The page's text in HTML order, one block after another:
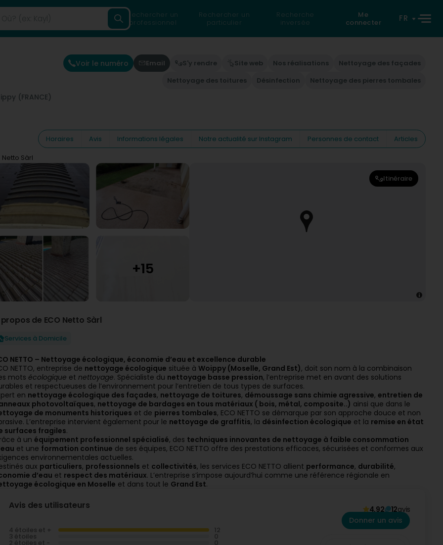
Rechercher un
professionnel
Rechercher un
particulier
Recherche
inversée
Me
connecter
FR
(FRANCE)
Voir le numéro Email S'y rendre Site web Nos réalisations
Nettoyage des façades
Nettoyage des toitures
Désinfection Nettoyage des pierres tombales
Horaires Avis Informations légales Notre actualité sur Instagram Personnes de contact
Articles
Netto Sàrl
Itinéraire
de ECO Netto Sàrl
Services à Domicile
NETTO – Nettoyage écologique, économie d’eau et excellence durable
NETTO, entreprise de nettoyage écologique située à Woippy (Moselle, Grand Est), doit son nom à la combinaison
mots écologique et nettoyage. Spécialiste du nettoyage basse pression, l’entreprise met en avant des solutions
et respectueuses de l’environnement pour l’entretien de tous types de surfaces.
en nettoyage écologique des façades, nettoyage de toitures, démoussage sans chimie agressive, entretien de
photovoltaïques, nettoyage de bardages en tous matériaux ( bois, métal, composite..) ainsi que dans le
de monuments historiques et de pierres tombales, ECO NETTO se démarque par son approche douce et non
L’entreprise intervient également pour le nettoyage de graffitis, la désinfection écologique et la remise en état
surfaces fragiles.
à un équipement professionnel spécialisé, des techniques innovantes de nettoyage à faible consommation
et une formation continue de ses équipes, ECO NETTO offre des prestations efficaces, sécurisées et conformes aux
environnementales actuelles.
aux particuliers, professionnels et collectivités, les services ECO NETTO allient performance, durabilité,
d’eau et respect des matériaux. L’entreprise s’impose aujourd’hui comme une référence régionale en
écologique en Moselle et dans tout le Grand Est.
Avis des utilisateurs 4,92 12avis
4 étoiles et +
3 étoiles
2 étoiles et -
Donner un avis